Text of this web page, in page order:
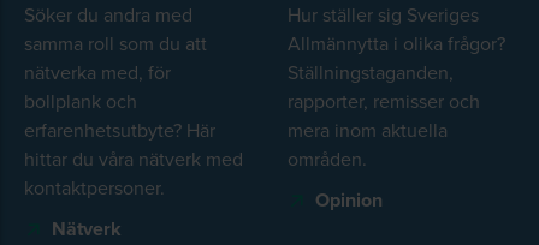
Söker du andra med
samma roll som du att
nätverka med, för
bollplank och
erfarenhetsutbyte? Här
hittar du våra nätverk med
kontaktpersoner.
Nätverk
Hur ställer sig Sveriges
Allmännytta i olika frågor?
Ställningstaganden,
rapporter, remisser och
mera inom aktuella
områden.
Opinion